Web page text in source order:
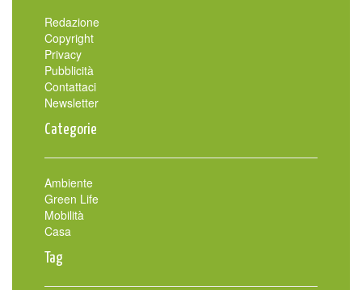
Redazione
Copyright
Privacy
Pubblicità
Contattaci
Newsletter
Categorie
Ambiente
Green Life
Mobilità
Casa
Tag